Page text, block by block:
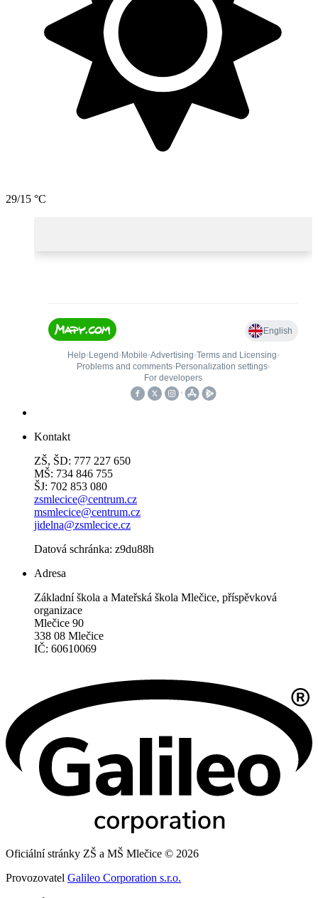
29/15 °C
Kontakt
ZŠ, ŠD: 777 227 650
MŠ: 734 846 755
ŠJ: 702 853 080
zsmlecice@centrum.cz
msmlecice@centrum.cz
jidelna@zsmlecice.cz
Datová schránka: z9du88h
Adresa
Základní škola a Mateřská škola Mlečice, příspěvková
organizace
Mlečice 90
338 08 Mlečice
IČ: 60610069
Oficiální stránky ZŠ a MŠ Mlečice © 2026
Provozovatel Galileo Corporation s.r.o.